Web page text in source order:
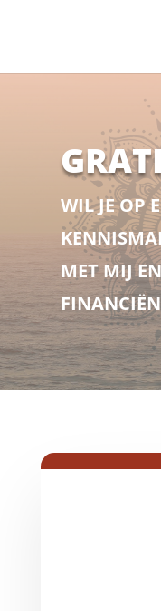
WIL JE OP
MET MIJ